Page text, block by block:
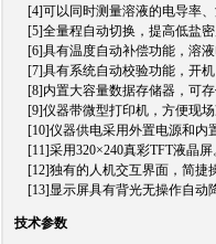
[4]可以同时测量溶液的电导率
[5]全量程自动切换，提高低盐
[6]具有温度自动补偿功能，溶
[7]具有系统自动校验功能，开
[8]内置大容量数据存储器，可
[9]仪器带微型打印机，方便现
[10]仪器供电采用外置电源和内
[11]采用320×240真彩TFT液晶
[12]独有的人机交互界面，简捷
[13]显示屏具有背光无操作自动
技术参数